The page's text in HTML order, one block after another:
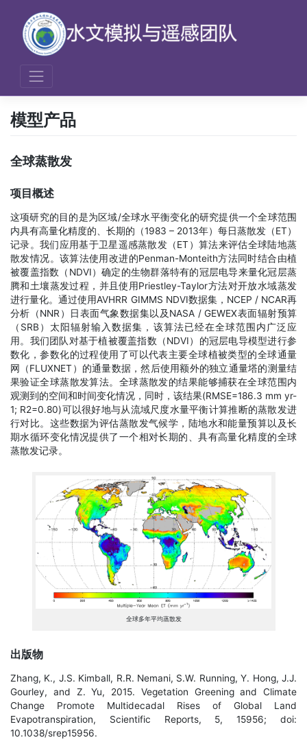
content
模型产品
全球蒸散发
项目概述
这项研究的目的是为区域/全球水平衡变化的研究提供一个全球范围
内具有高量化精度的、长期的（1983 – 2013年）每日蒸散发（ET）
记录。我们应用基于卫星遥感蒸散发（ET）算法来评估全球陆地蒸
散发情况。该算法使用改进的Penman-Monteith方法同时结合由植
被覆盖指数（NDVI）确定的生物群落特有的冠层电导来量化冠层蒸
腾和土壤蒸发过程，并且使用Priestley-Taylor方法对开放水域蒸发
进行量化。通过使用AVHRR GIMMS NDVI数据集，NCEP / NCAR再
分析（NNR）日表面气象数据集以及NASA / GEWEX表面辐射预算
（SRB）太阳辐射输入数据集，该算法已经在全球范围内广泛应
用。我们团队对基于植被覆盖指数（NDVI）的冠层电导模型进行参
数化，参数化的过程使用了可以代表主要全球植被类型的全球通量
网（FLUXNET）的通量数据，然后使用额外的独立通量塔的测量结
果验证全球蒸散发算法。全球蒸散发的结果能够捕获在全球范围内
观测到的空间和时间变化情况，同时，该结果(RMSE=186.3 mm yr-
1; R2=0.80)可以很好地与从流域尺度水量平衡计算推断的蒸散发进
行对比。这些数据为评估蒸散发气候学，陆地水和能量预算以及长
期水循环变化情况提供了一个相对长期的、具有高量化精度的全球
蒸散发记录。
全球多年平均蒸散发
出版物
Zhang, K., J.S. Kimball, R.R. Nemani, S.W. Running, Y. Hong, J.J.
Gourley, and Z. Yu, 2015. Vegetation Greening and Climate
Change Promote Multidecadal Rises of Global Land
Evapotranspiration, Scientific Reports, 5, 15956; doi:
10.1038/srep15956.